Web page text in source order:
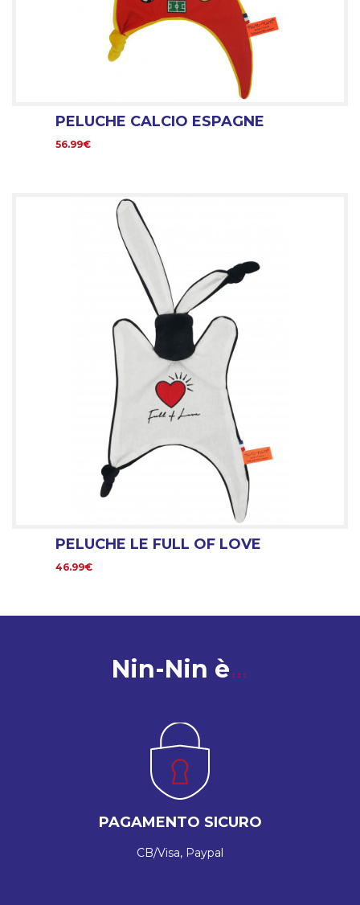
PELUCHE CALCIO ESPAGNE
56.99€
PELUCHE LE FULL OF LOVE
46.99€
Nin-Nin è
PAGAMENTO SICURO
CB/Visa, Paypal